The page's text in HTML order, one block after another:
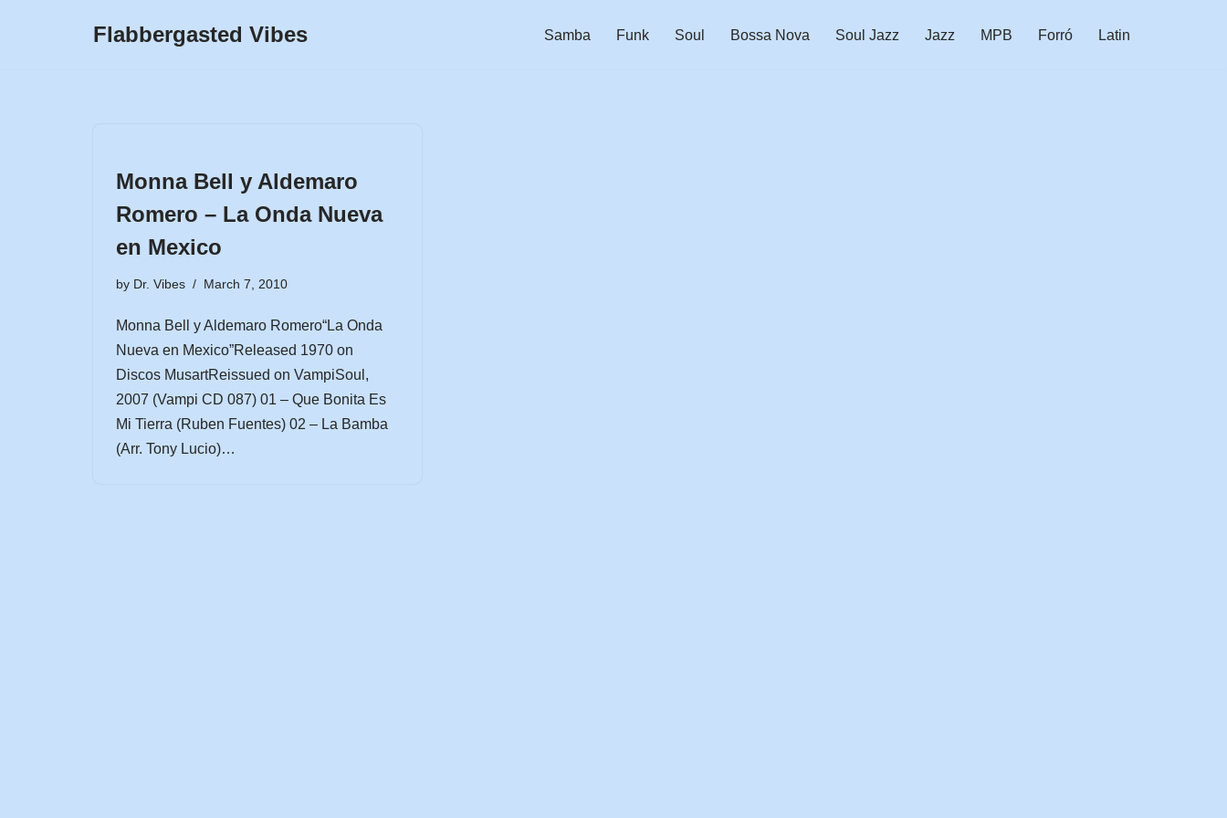
Flabbergasted Vibes Samba Funk Soul Bossa Nova Soul Jazz Jazz MPB Forró Latin
Monna Bell y Aldemaro
Romero – La Onda Nueva
en Mexico
by Dr. Vibes March 7, 2010
Monna Bell y Aldemaro Romero“La Onda
Nueva en Mexico”Released 1970 on
Discos MusartReissued on VampiSoul,
2007 (Vampi CD 087) 01 – Que Bonita Es
Mi Tierra (Ruben Fuentes) 02 – La Bamba
(Arr. Tony Lucio)…